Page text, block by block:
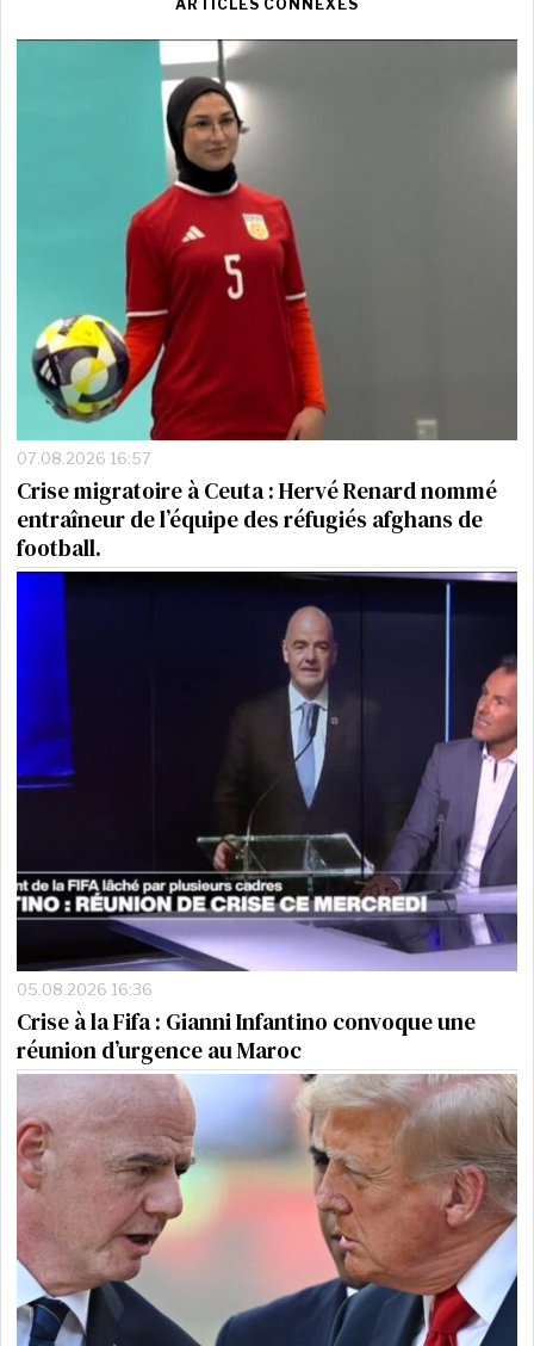
ARTICLES CONNEXES
07.08.2026 16:57
Crise migratoire à Ceuta : Hervé Renard nommé
entraîneur de l’équipe des réfugiés afghans de
football.
05.08.2026 16:36
Crise à la Fifa : Gianni Infantino convoque une
réunion d’urgence au Maroc